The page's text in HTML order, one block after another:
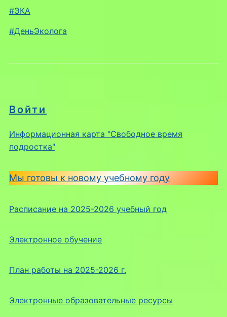
Войти
Информационная карта "Свободное время
подростка"
Мы готовы к новому учебному году
Расписание на 2025-2026 учебный год
Электронное обучение
План работы на 2025-2026 г.
Электронные образовательные ресурсы
#ЭКА
#ДеньЭколога